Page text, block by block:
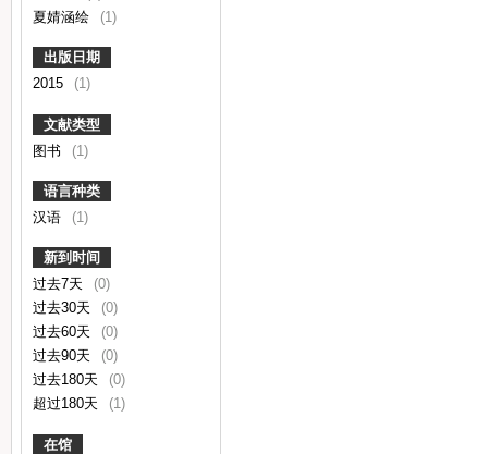
夏婧涵绘
(1)
出版日期
2015
(1)
文献类型
图书
(1)
语言种类
汉语
(1)
新到时间
过去7天
(0)
过去30天
(0)
过去60天
(0)
过去90天
(0)
过去180天
(0)
超过180天
(1)
在馆